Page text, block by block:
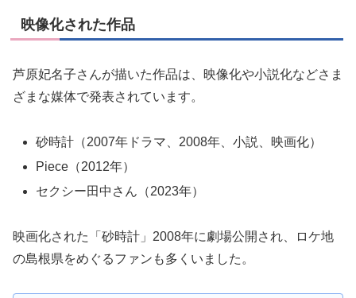
映像化された作品
芦原妃名子さんが描いた作品は、映像化や小説化などさま
ざまな媒体で発表されています。
砂時計（2007年ドラマ、2008年、小説、映画化）
Piece（2012年）
セクシー田中さん（2023年）
映画化された「砂時計」2008年に劇場公開され、ロケ地
の島根県をめぐるファンも多くいました。